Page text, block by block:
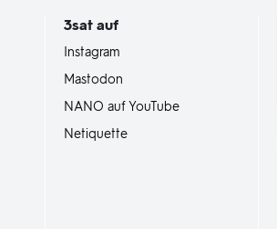
3sat auf
Instagram
Mastodon
NANO auf YouTube
Netiquette